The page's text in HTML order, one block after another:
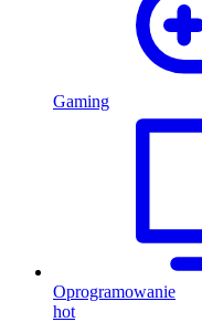
Gaming
Oprogramowanie
hot